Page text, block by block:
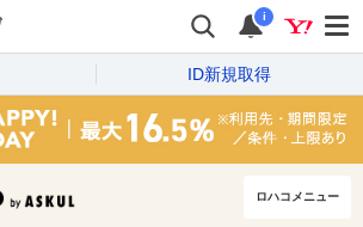
i
ID新規取得
ロハコメニュー